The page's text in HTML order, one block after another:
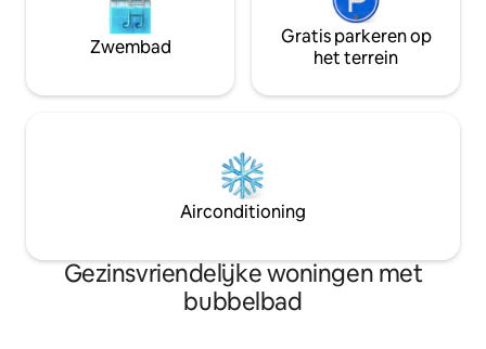
Zwembad
Gratis parkeren op
het terrein
Airconditioning
Gezinsvriendelijke woningen met
bubbelbad